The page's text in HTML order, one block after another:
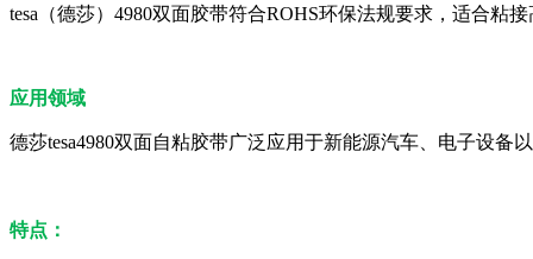
tesa（德莎）4980双面胶带符合ROHS环保法规要求，适合粘
应用领域
德莎tesa4980双面自粘胶带广泛应用于新能源汽车、电子设
特点：